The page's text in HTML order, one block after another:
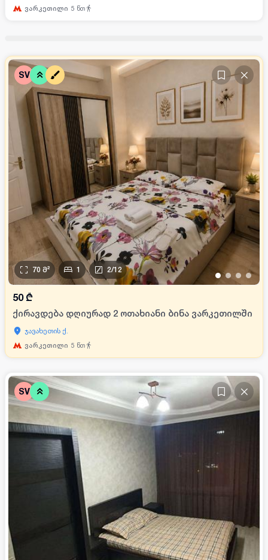
ვარკეთილი 5 წთ
SV
•• • •
70 მ² 1 2/12
50 ₾
ქირავდება დღიურად 2 ოთახიანი ბინა ვარკეთილში
ჯავახეთის ქ.
ვარკეთილი 5 წთ
SV